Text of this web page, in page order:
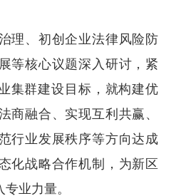
、初创企业法律风险防
等核心议题深入研讨，紧
集群建设目标，就构建优
商融合、实现互利共赢、
行业发展秩序等方向达成
化战略合作机制，为新区
业力量。